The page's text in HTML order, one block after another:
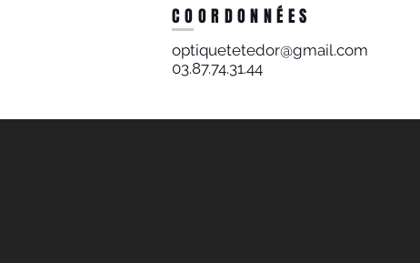
COORDONNÉES
optiquetetedor@gmail.com
03.87.74.31.44